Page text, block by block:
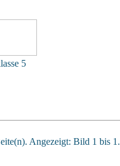
5
Angezeigt: Bild 1 bis 1.